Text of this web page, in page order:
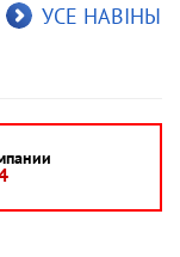
УСЕ НАВІНЫ